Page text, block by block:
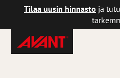
sisältöön
Tilaa uusin hinnasto ja
Avant
Tecno
Finland